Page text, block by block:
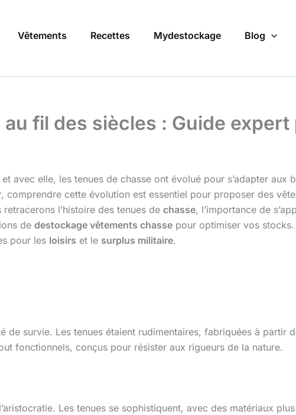
Vêtements Recettes Mydestockage Blog
fil des siècles : Guide expert
avec elle, les tenues de chasse ont évolué pour s’adapter aux
cette évolution est essentiel pour proposer des
l’histoire des tenues de chasse, l’importance de
de destockage vêtements chasse pour optimiser vos
pour les loisirs et le surplus militaire.
de survie. Les tenues étaient rudimentaires, fabriquées à partir
fonctionnels, conçus pour résister aux rigueurs de la nature.
Les tenues se sophistiquent, avec des matériaux